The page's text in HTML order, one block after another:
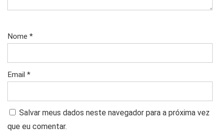
Nome *
Email *
Salvar meus dados neste navegador para a próxima vez
que eu comentar.